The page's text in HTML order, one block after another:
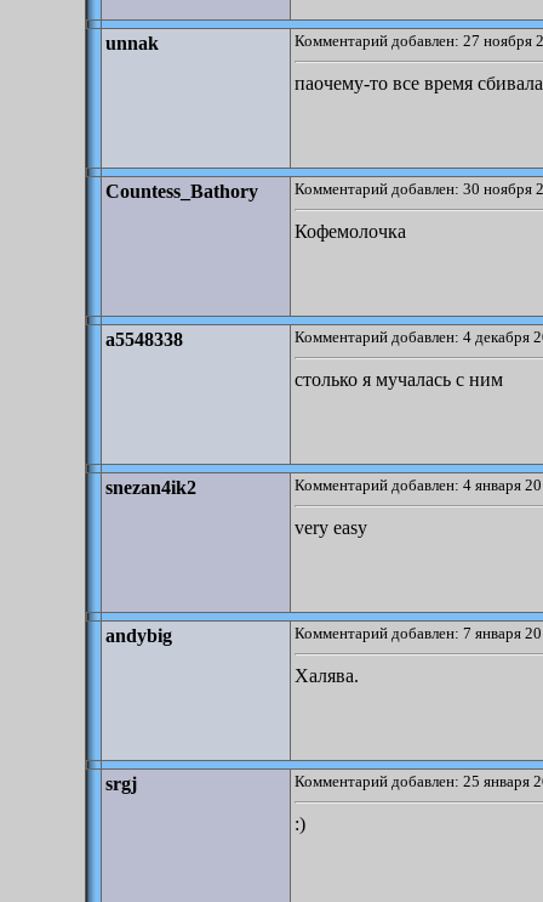
unnak Комментарий добавлен: 27 ноября
паочему-то все время
Countess_Bathory Комментарий добавлен: 30 ноября
Кофемолочка
a5548338 Комментарий добавлен: 4 декабря
столько я мучалась с ним
snezan4ik2 Комментарий добавлен: 4 января
very easy
andybig Комментарий добавлен: 7 января
Халява.
srgj Комментарий добавлен: 25 января
:)